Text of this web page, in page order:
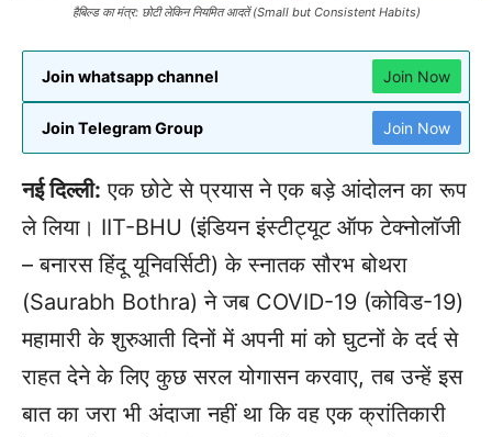
हैबिल्ड का मंत्र: छोटी लेकिन नियमित आदतें (Small but Consistent Habits)
Join whatsapp channel Join Now
Join Telegram Group Join Now
नई दिल्ली: एक छोटे से प्रयास ने एक बड़े आंदोलन का रूप
ले लिया। IIT-BHU (इंडियन इंस्टीट्यूट ऑफ टेक्नोलॉजी
– बनारस हिंदू यूनिवर्सिटी) के स्नातक सौरभ बोथरा
(Saurabh Bothra) ने जब COVID-19 (कोविड-19)
महामारी के शुरुआती दिनों में अपनी मां को घुटनों के दर्द से
राहत देने के लिए कुछ सरल योगासन करवाए, तब उन्हें इस
बात का जरा भी अंदाजा नहीं था कि वह एक क्रांतिकारी